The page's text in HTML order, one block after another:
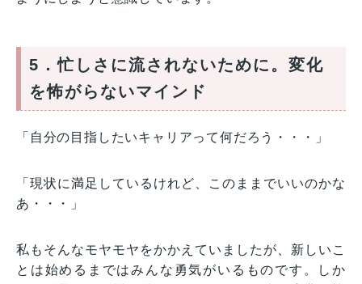
5．忙しさに流されないために。変化
を怖がらないマインド
「自分の目指したいキャリアって何だろう・・・」
「現状に満足しているけれど、このままでいいのかな
あ・・・」
私もそんなモヤモヤをかかえていましたが、新しいこ
とは始めるまではみんな勇気がいるものです。しか